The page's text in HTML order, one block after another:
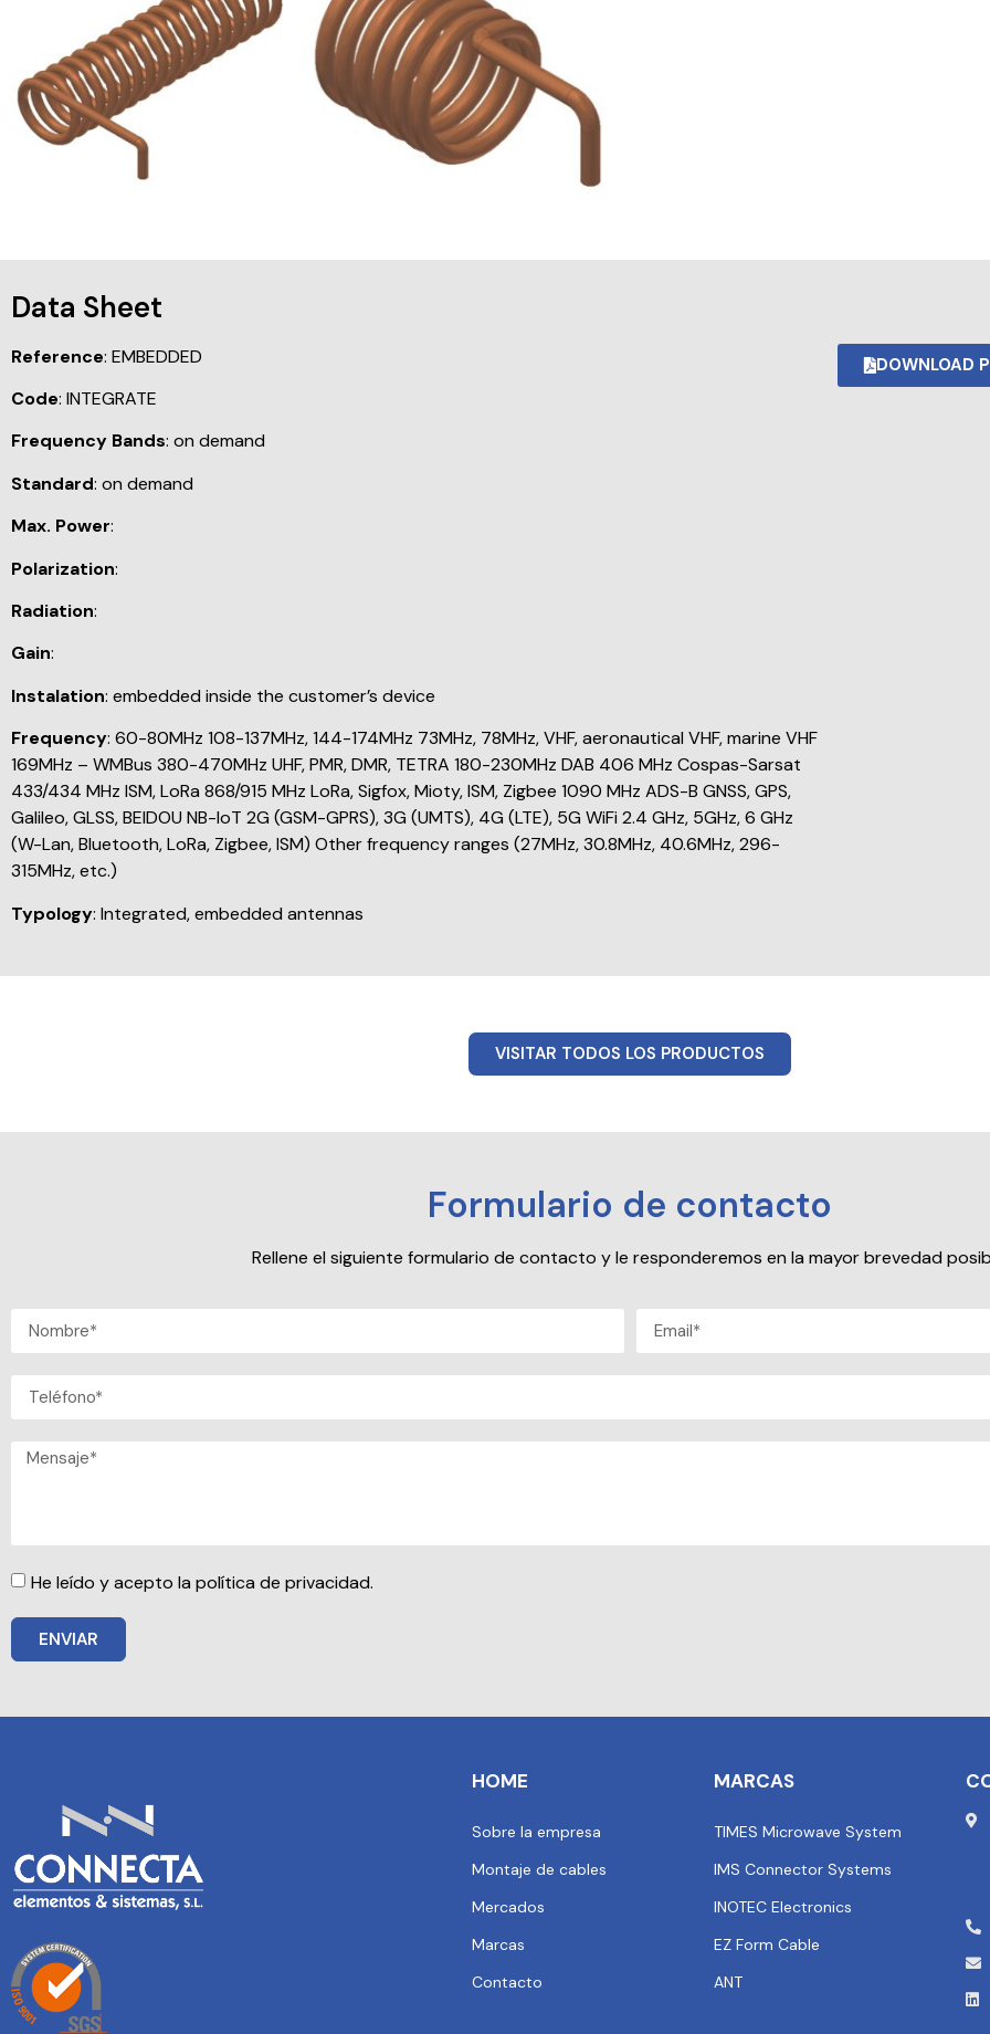
Data Sheet
Reference: EMBEDDED
Code: INTEGRATE
Frequency Bands: on demand
Standard: on demand
Max. Power:
Polarization:
Radiation:
Gain:
Instalation: embedded inside the customer’s device
Frequency: 60-80MHz 108-137MHz, 144-174MHz 73MHz, 78MHz, VHF, aeronautical VHF, marine VHF
169MHz – WMBus 380-470MHz UHF, PMR, DMR, TETRA 180-230MHz DAB 406 MHz Cospas-Sarsat
433/434 MHz ISM, LoRa 868/915 MHz LoRa, Sigfox, Mioty, ISM, Zigbee 1090 MHz ADS-B GNSS, GPS,
Galileo, GLSS, BEIDOU NB-IoT 2G (GSM-GPRS), 3G (UMTS), 4G (LTE), 5G WiFi 2.4 GHz, 5GHz, 6 GHz
(W-Lan, Bluetooth, LoRa, Zigbee, ISM) Other frequency ranges (27MHz, 30.8MHz, 40.6MHz, 296-
315MHz, etc.)
Typology: Integrated, embedded antennas
DOWNLOAD
VISITAR TODOS LOS PRODUCTOS
Formulario de contacto
Rellene el siguiente formulario de contacto y le responderemos en la mayor brevedad
He leído y acepto la política de privacidad.
ENVIAR
HOME
Sobre la empresa
Montaje de cables
Mercados
Marcas
Contacto
MARCAS
TIMES Microwave System
IMS Connector Systems
INOTEC Electronics
EZ Form Cable
ANT